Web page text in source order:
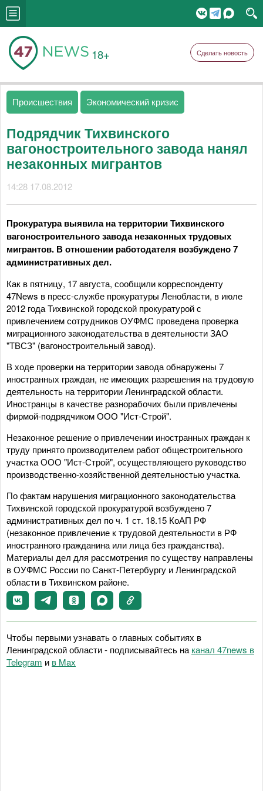
18+ Сделать новость
Происшествия Экономический кризис
Подрядчик Тихвинского
вагоностроительного завода нанял
незаконных мигрантов
14:28 17.08.2012
Прокуратура выявила на территории Тихвинского
вагоностроительного завода незаконных трудовых
мигрантов. В отношении работодателя возбуждено 7
административных дел.
Как в пятницу, 17 августа, сообщили корреспонденту
47News в пресс-службе прокуратуры Ленобласти, в июле
2012 года Тихвинской городской прокуратурой с
привлечением сотрудников ОУФМС проведена проверка
миграционного законодательства в деятельности ЗАО
"ТВСЗ" (вагоностроительный завод).
В ходе проверки на территории завода обнаружены 7
иностранных граждан, не имеющих разрешения на трудовую
деятельность на территории Ленинградской области.
Иностранцы в качестве разнорабочих были привлечены
фирмой-подрядчиком ООО "Ист-Строй".
Незаконное решение о привлечении иностранных граждан к
труду принято производителем работ общестроительного
участка ООО "Ист-Строй", осуществляющего руководство
производственно-хозяйственной деятельностью участка.
По фактам нарушения миграционного законодательства
Тихвинской городской прокуратурой возбуждено 7
административных дел по ч. 1 ст. 18.15 КоАП РФ
(незаконное привлечение к трудовой деятельности в РФ
иностранного гражданина или лица без гражданства).
Материалы дел для рассмотрения по существу направлены
в ОУФМС России по Санкт-Петербургу и Ленинградской
области в Тихвинском районе.
Чтобы первыми узнавать о главных событиях в
Ленинградской области - подписывайтесь на канал 47news в
Telegram и в Maх